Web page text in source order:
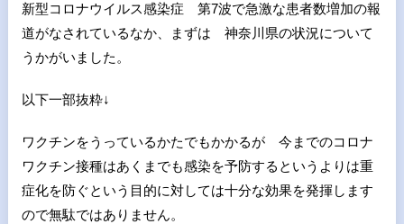
新型コロナウイルス感染症 第7波で急激な患者数増加の報
道がなされているなか、まずは 神奈川県の状況について
うかがいました。
以下一部抜粋↓
ワクチンをうっているかたでもかかるが 今までのコロナ
ワクチン接種はあくまでも感染を予防するというよりは重
症化を防ぐという目的に対しては十分な効果を発揮します
ので無駄ではありません。